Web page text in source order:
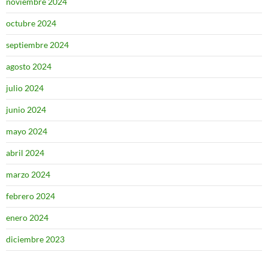
octubre 2024
septiembre 2024
agosto 2024
julio 2024
junio 2024
mayo 2024
abril 2024
marzo 2024
febrero 2024
enero 2024
diciembre 2023